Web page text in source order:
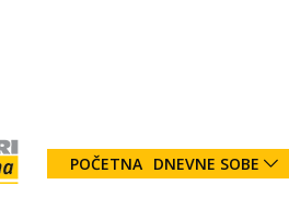
POČETNA DNEVNE SOBE